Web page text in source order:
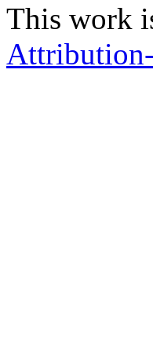
This work